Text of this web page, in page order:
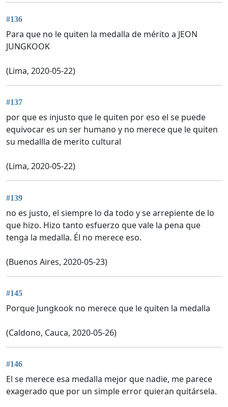
#136
Para que no le quiten la medalla de mérito a JEON
JUNGKOOK
(Lima, 2020-05-22)
#137
por que es injusto que le quiten por eso el se puede
equivocar es un ser humano y no merece que le quiten
su medallla de merito cultural
(Lima, 2020-05-22)
#139
no es justo, el siempre lo da todo y se arrepiente de lo
que hizo. Hizo tanto esfuerzo que vale la pena que
tenga la medalla. Él no merece eso.
(Buenos Aires, 2020-05-23)
#145
Porque Jungkook no merece que le quiten la medalla
(Caldono, Cauca, 2020-05-26)
#146
El se merece esa medalla mejor que nadie, me parece
exagerado que por un simple error quieran quitársela.